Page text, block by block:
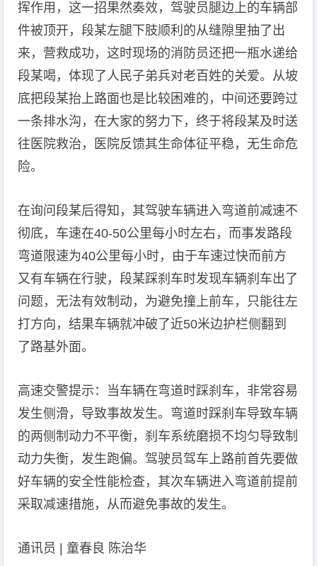
挥作用，这一招果然奏效，驾驶员腿边上的车辆部
件被顶开，段某左腿下肢顺利的从缝隙里抽了出
来，营救成功，这时现场的消防员还把一瓶水递给
段某喝，体现了人民子弟兵对老百姓的关爱。从坡
底把段某抬上路面也是比较困难的，中间还要跨过
一条排水沟，在大家的努力下，终于将段某及时送
往医院救治，医院反馈其生命体征平稳，无生命危
险。
在询问段某后得知，其驾驶车辆进入弯道前减速不
彻底，车速在40-50公里每小时左右，而事发路段
弯道限速为40公里每小时，由于车速过快而前方
又有车辆在行驶，段某踩刹车时发现车辆刹车出了
问题，无法有效制动，为避免撞上前车，只能往左
打方向，结果车辆就冲破了近50米边护栏侧翻到
了路基外面。
高速交警提示：当车辆在弯道时踩刹车，非常容易
发生侧滑，导致事故发生。弯道时踩刹车导致车辆
的两侧制动力不平衡，刹车系统磨损不均匀导致制
动力失衡，发生跑偏。驾驶员驾车上路前首先要做
好车辆的安全性能检查，其次车辆进入弯道前提前
采取减速措施，从而避免事故的发生。
通讯员 | 童春良 陈治华